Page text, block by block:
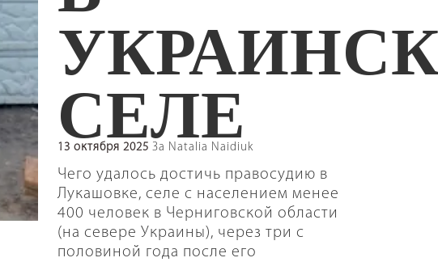
СЕЛЕ
13 октября 2025 За Natalia Naidiuk
Чего удалось достичь правосудию в
Лукашовке, селе с населением менее
400 человек в Черниговской области
(на севере Украины), через три с
половиной года после его